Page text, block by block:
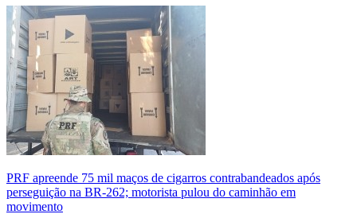
PRF apreende 75 mil maços de cigarros contrabandeados após
perseguição na BR-262; motorista pulou do caminhão em
movimento